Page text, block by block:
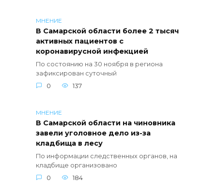
МНЕНИЕ
В Самарской области более 2 тысяч
активных пациентов с
коронавирусной инфекцией
По состоянию на 30 ноября в региона
зафиксирован суточный
0
137
МНЕНИЕ
В Самарской области на чиновника
завели уголовное дело из-за
кладбища в лесу
По информации следственных органов, на
кладбище организовано
0
184